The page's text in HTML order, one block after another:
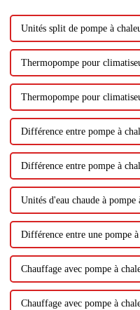
Unités split de pompe à
Thermopompe pour
Thermopompe pour
Différence entre pompe à
Différence entre pompe à
Unités d'eau chaude à pompe
Différence entre une pompe
Chauffage avec pompe à
Chauffage avec pompe à